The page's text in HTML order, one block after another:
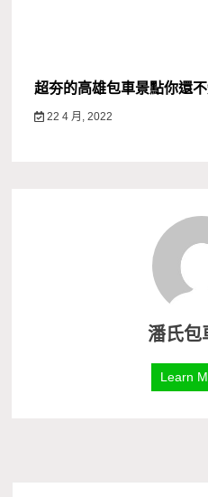
超夯的高雄包車景點你還
22 4 月, 2022
潘氏包
Learn